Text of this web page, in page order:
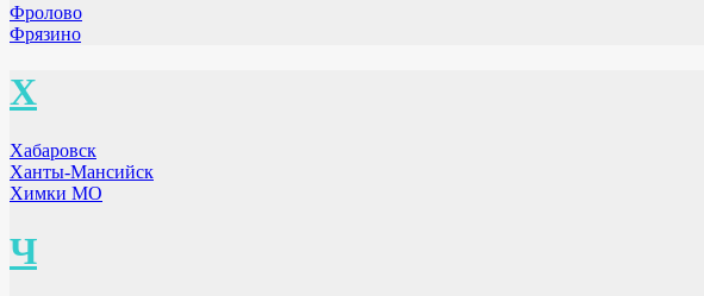
Фролово
Фрязино
Х
Хабаровск
Ханты-Мансийск
Химки МО
Ч